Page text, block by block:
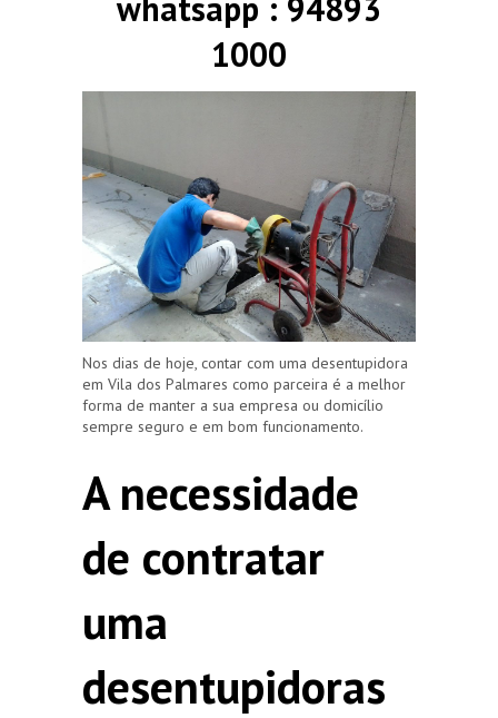
whatsapp : 94893
1000
Nos dias de hoje, contar com uma desentupidora
em Vila dos Palmares como parceira é a melhor
forma de manter a sua empresa ou domicílio
sempre seguro e em bom funcionamento.
A necessidade
de contratar
uma
desentupidoras